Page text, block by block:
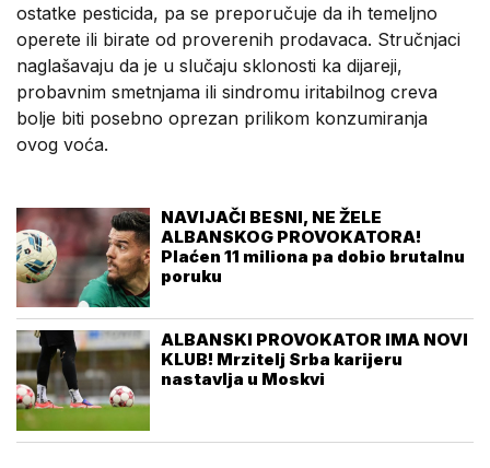
ostatke pesticida, pa se preporučuje da ih temeljno
operete ili birate od proverenih prodavaca. Stručnjaci
naglašavaju da je u slučaju sklonosti ka dijareji,
probavnim smetnjama ili sindromu iritabilnog creva
bolje biti posebno oprezan prilikom konzumiranja
ovog voća.
NAVIJAČI BESNI, NE ŽELE
ALBANSKOG PROVOKATORA!
Plaćen 11 miliona pa dobio brutalnu
poruku
ALBANSKI PROVOKATOR IMA NOVI
KLUB! Mrzitelj Srba karijeru
nastavlja u Moskvi